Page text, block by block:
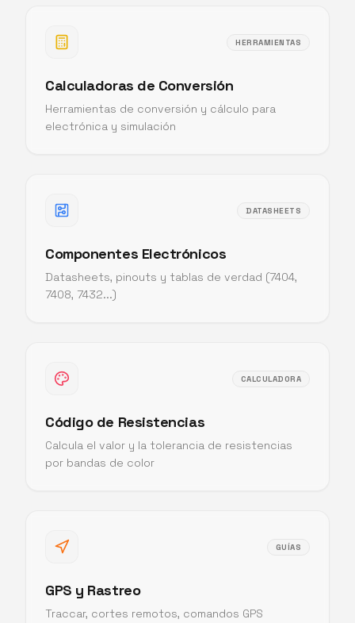
HERRAMIENTAS
Calculadoras de Conversión
Herramientas de conversión y cálculo para
electrónica y simulación
DATASHEETS
Componentes Electrónicos
Datasheets, pinouts y tablas de verdad (7404,
7408, 7432...)
CALCULADORA
Código de Resistencias
Calcula el valor y la tolerancia de resistencias
por bandas de color
GUÍAS
GPS y Rastreo
Traccar, cortes remotos, comandos GPS